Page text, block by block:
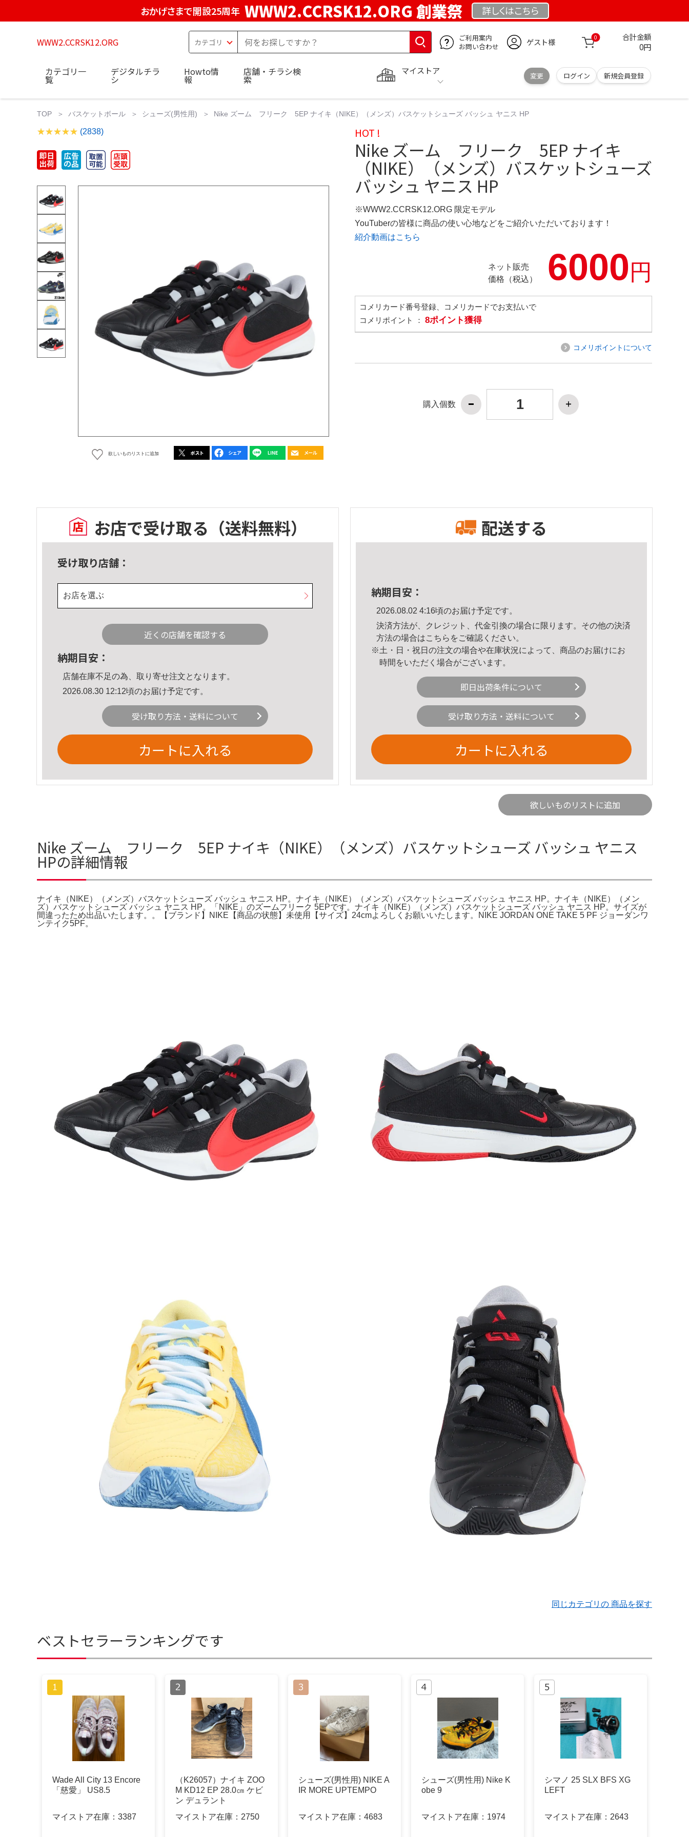
おかげさまで開設25周年 WWW2.CCRSK12.ORG 創業祭 詳しくはこちら
WWW2.CCRSK12.ORG
ご利用案内
お問い合わせ
ゲスト様 0 合計金額
0円
マイストア
変更 ログイン 新規会員登録
カテゴリ一
覧
デジタルチラ
シ
Howto情
報
店舗・チラシ検
索
TOP バスケットボール シューズ(男性用) Nike ズーム フリーク 5EP ナイキ（NIKE）（メンズ）バスケットシューズ バッシュ ヤニス HP
(2838)
欲しいものリストに追加
HOT !
Nike ズーム フリーク 5EP ナイキ
（NIKE）（メンズ）バスケットシューズ
バッシュ ヤニス HP
※WWW2.CCRSK12.ORG 限定モデル
YouTuberの皆様に商品の使い心地などをご紹介いただいております！
紹介動画はこちら
ネット販売
価格（税込）
6000円
コメリカード番号登録、コメリカードでお支払いで
コメリポイント ： 8ポイント獲得
コメリポイントについて
購入個数
お店で受け取る （送料無料）
受け取り店舗：
お店を選ぶ
近くの店舗を確認する
納期目安：
店舗在庫不足の為、取り寄せ注文となります。
2026.08.30 12:12頃のお届け予定です。
受け取り方法・送料について
カートに入れる
配送する
納期目安：
2026.08.02 4:16頃のお届け予定です。
決済方法が、クレジット、代金引換の場合に限ります。その他の決済
方法の場合はこちら をご確認ください。
※土・日・祝日の注文の場合や在庫状況によって、商品のお届けにお
時間をいただく場合がございます。
即日出荷条件について
受け取り方法・送料について
カートに入れる
欲しいものリストに追加
Nike ズーム フリーク 5EP ナイキ（NIKE）（メンズ）バスケットシューズ バッシュ ヤニス
HPの詳細情報
ナイキ（NIKE）（メンズ）バスケットシューズ バッシュ ヤニス HP。ナイキ（NIKE）（メンズ）バスケットシューズ バッシュ ヤニス HP。ナイキ（NIKE）（メン
ズ）バスケットシューズ バッシュ ヤニス HP。「NIKE」のズームフリーク 5EPです。ナイキ（NIKE）（メンズ）バスケットシューズ バッシュ ヤニス HP。サイズが
間違ったため出品いたします。。【ブランド】NIKE【商品の状態】未使用【サイズ】24cmよろしくお願いいたします。NIKE JORDAN ONE TAKE 5 PF ジョーダンワ
ンテイク5PF。
同じカテゴリの 商品を探す
ベストセラーランキングです
Wade All City 13 Encore
「慈愛」 US8.5
マイストア在庫： 3387
（K26057）ナイキ ZOO
M KD12 EP 28.0㎝ ケビ
ン デュラント
マイストア在庫： 2750
シューズ(男性用) NIKE A
IR MORE UPTEMPO
マイストア在庫： 4683
シューズ(男性用) Nike K
obe 9
マイストア在庫： 1974
シマノ 25 SLX BFS XG
LEFT
マイストア在庫： 2643